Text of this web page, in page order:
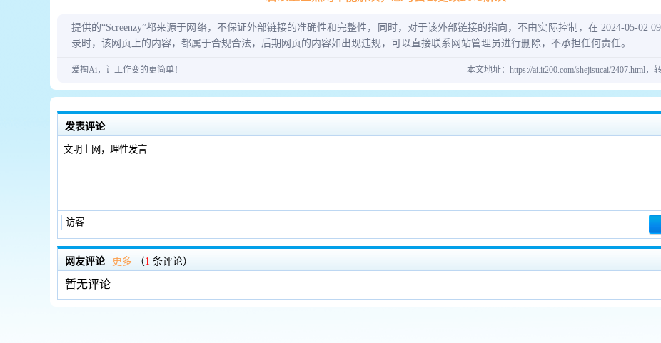
提供的“Screenzy”都来源于网络，不保证外部链接的准确性和完整性，同时，对于该外部链接的指向，不由实际控制，在 2024-05-02
录时，该网页上的内容，都属于合规合法，后期网页的内容如出现违规，可以直接联系网站管理员进行删除，不承担任何责任。
爱掏Ai，让工作变的更简单！ 本文地址：https://ai.it200.com/shejisucai/2407.html，
发表评论
更多
网友评论 （1 条评论）
暂无评论